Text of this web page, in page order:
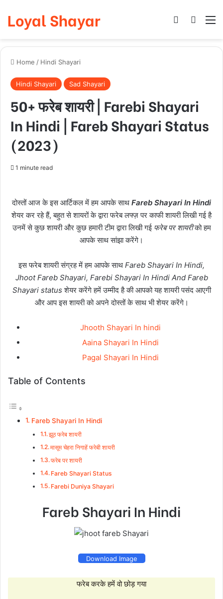
Loyal Shayar Log In
Home / Hindi Shayari
Hindi Shayari Sad Shayari
50+ फरेब शायरी | Farebi Shayari
In Hindi | Fareb Shayari Status
(2023)
1 minute read
दोस्तों आज के इस आर्टिकल में हम आपके साथ Fareb Shayari In Hindi
शेयर कर रहे हैं, बहुत से शायरों के द्वारा फरेब लफ्ज़ पर काफी शायरी लिखी गई है
उनमें से कुछ शायरी और कुछ हमारी टीम द्वारा लिखी गई फरेब पर शायरीको हम
आपके साथ सांझा करेंगे।
इस फरेब शायरी संग्रह में हम आपके साथ Fareb Shayari In Hindi,
Jhoot Fareb Shayari, Farebi Shayari In Hindi And Fareb
Shayari status शेयर करेंगे हमें उम्मीद है की आपको यह शायरी पसंद आएगी
और आप इस शायरी को अपने दोस्तों के साथ भी शेयर करेंगे।
Jhooth Shayari In hindi
Aaina Shayari In Hindi
Pagal Shayari In Hindi
Table of Contents
Fareb Shayari In Hindi
झूठ फरेब शायरी
मासूम चेहरा निगाहें फरेबी शायरी
फरेब पर शायरी
Fareb Shayari Status
Farebi Duniya Shayari
Fareb Shayari In Hindi
Download Image
फरेब करके हमें वो छोड़ गया